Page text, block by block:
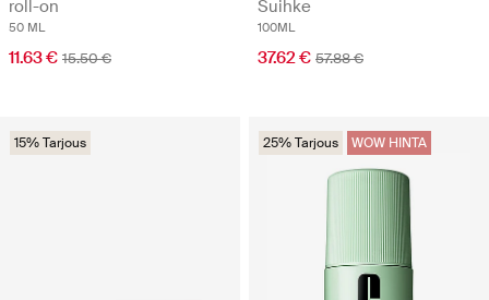
roll-on
50 ML
11.63 € 15.50 €
Suihke
100ML
37.62 € 57.88 €
15% Tarjous 25% Tarjous WOW HINTA